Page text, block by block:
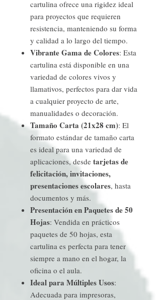
cartulina ofrece una rigidez ideal
para proyectos que requieren
resistencia, manteniendo su forma
y calidad a lo largo del tiempo.
Vibrante Gama de Colores: Esta
cartulina está disponible en una
variedad de colores vivos y
llamativos, perfectos para dar vida
a cualquier proyecto de arte,
manualidades o decoración.
Tamaño Carta (21x28 cm): El
formato estándar de tamaño carta
es ideal para una variedad de
aplicaciones, desde tarjetas de
felicitación, invitaciones,
presentaciones escolares, hasta
documentos y más.
Presentación en Paquetes de 50
Hojas: Vendida en prácticos
paquetes de 50 hojas, esta
cartulina es perfecta para tener
siempre a mano en el hogar, la
oficina o el aula.
Ideal para Múltiples Usos:
Adecuada para impresoras,